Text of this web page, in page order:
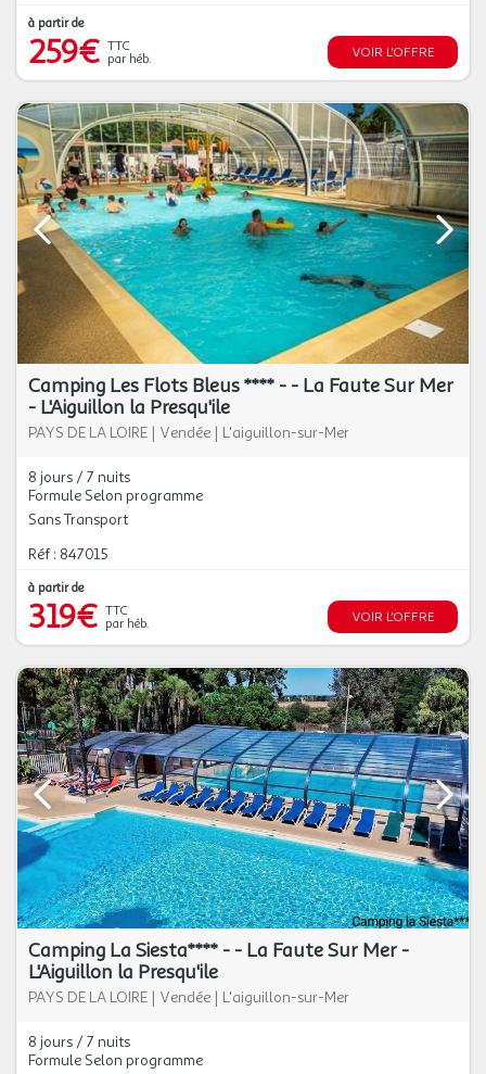
à partir de
259€ TTC
par héb.
VOIR L'OFFRE
Camping Les Flots Bleus **** - - La Faute Sur Mer
- L'Aiguillon la Presqu'ile
PAYS DE LA LOIRE | Vendée | L'aiguillon-sur-Mer
8 jours / 7 nuits
Formule Selon programme
Sans Transport
Réf : 847015
à partir de
319€ TTC
par héb.
VOIR L'OFFRE
Camping La Siesta**** - - La Faute Sur Mer -
L'Aiguillon la Presqu'ile
PAYS DE LA LOIRE | Vendée | L'aiguillon-sur-Mer
8 jours / 7 nuits
Formule Selon programme